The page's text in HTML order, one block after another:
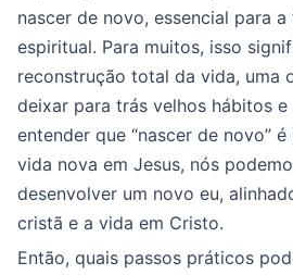
nascer de novo, essencial para
espiritual. Para muitos, isso
reconstrução total da vida, uma
deixar para trás velhos hábitos
entender que “nascer de novo”
vida nova em Jesus, nós
desenvolver um novo eu,
cristã e a vida em Cristo.
Então, quais passos práticos